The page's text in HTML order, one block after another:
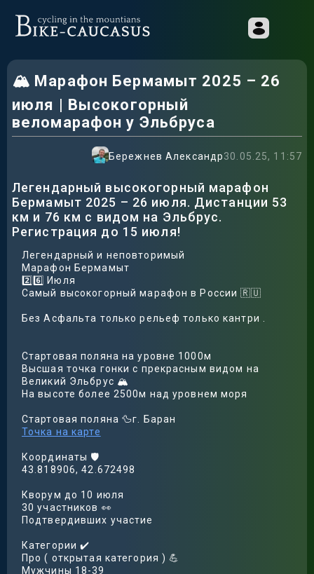
🏔️ Марафон Бермамыт 2025 – 26
июля | Высокогорный
веломарафон у Эльбруса
Бережнев Александр30.05.25, 11:57
Легендарный высокогорный марафон
Бермамыт 2025 – 26 июля. Дистанции 53
км и 76 км с видом на Эльбрус.
Регистрация до 15 июля!
Легендарный и неповторимый
Марафон Бермамыт
2️⃣6️⃣ Июля
Самый высокогорный марафон в России 🇷🇺
Без Асфальта только рельеф только кантри .
Стартовая поляна на уровне 1000м
Высшая точка гонки с прекрасным видом на
Великий Эльбрус 🏔️
На высоте более 2500м над уровнем моря
Стартовая поляна 🦆г. Баран
Точка на карте
Координаты 🛡
43.818906, 42.672498
Кворум до 10 июля
30 участников 👀
Подтвердивших участие
Категории ✔️
Про ( открытая категория ) 💪
Мужчины 18-39